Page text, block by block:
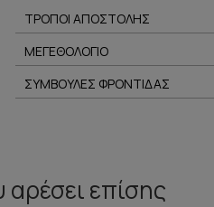
ΤΡΟΠΟΙ ΑΠΟΣΤΟΛΗΣ
ΜΕΓΕΘΟΛΟΓΙΟ
ΣΥΜΒΟΥΛΕΣ ΦΡΟΝΤΙΔΑΣ
επίσης